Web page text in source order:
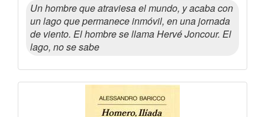
Un hombre que atraviesa el mundo, y acaba con
un lago que permanece inmóvil, en una jornada
de viento. El hombre se llama Hervé Joncour. El
lago, no se sabe